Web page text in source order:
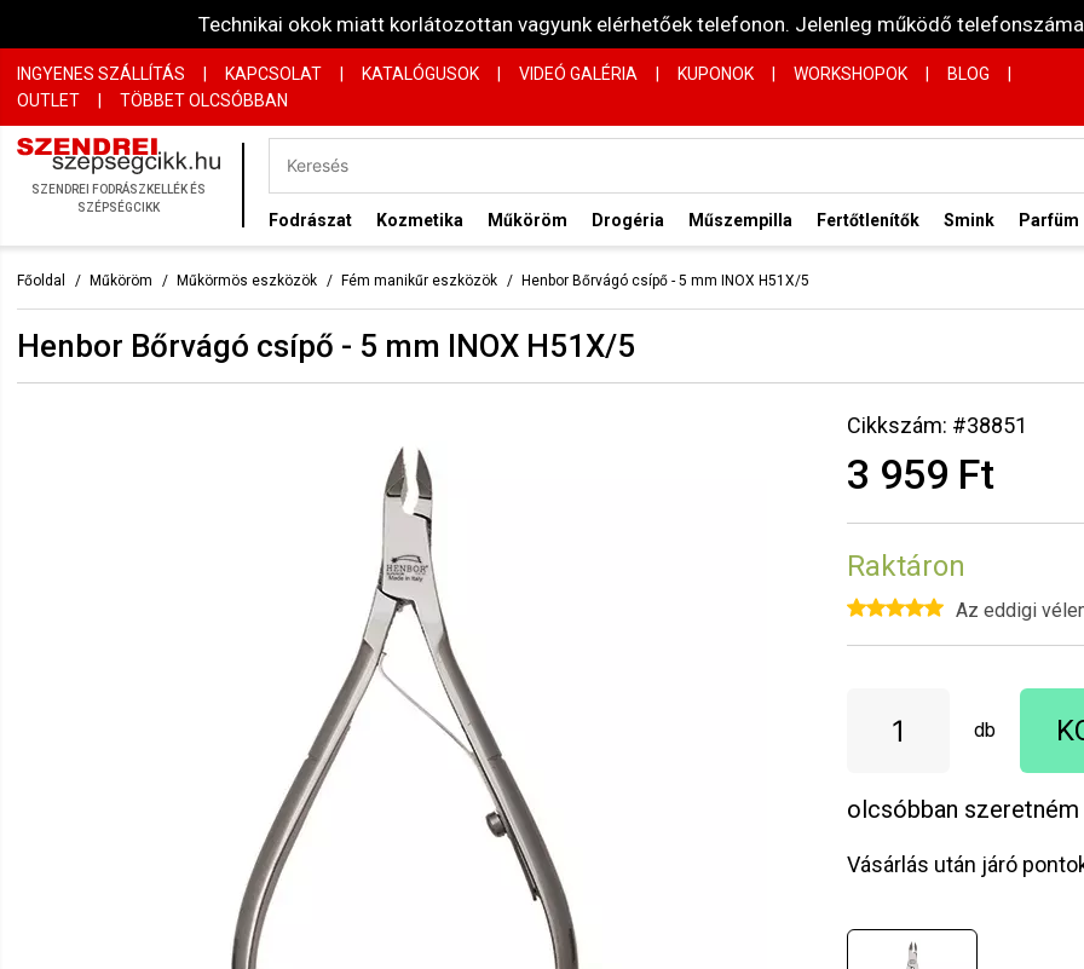
Technikai okok miatt korlátozottan vagyunk elérhetőek telefonon. Jelenleg működő
INGYENES SZÁLLÍTÁS KAPCSOLAT KATALÓGUSOK VIDEÓ GALÉRIA KUPONOK WORKSHOPOK BLOG
OUTLET
| TÖBBET OLCSÓBBAN
SZENDREI FODRÁSZKELLÉK ÉS
SZÉPSÉGCIKK
Fodrászat Kozmetika Műköröm Drogéria Műszempilla Fertőtlenítők Smink Parfüm
Főoldal Műköröm Műkörmös eszközök Fém manikűr eszközök Henbor Bőrvágó csípő - 5 mm INOX H51X/5
Henbor Bőrvágó csípő - 5 mm INOX H51X/5
Cikkszám: #38851
3 959 Ft
Raktáron
Az eddigi
db
olcsóbban szeretném
Vásárlás után járó